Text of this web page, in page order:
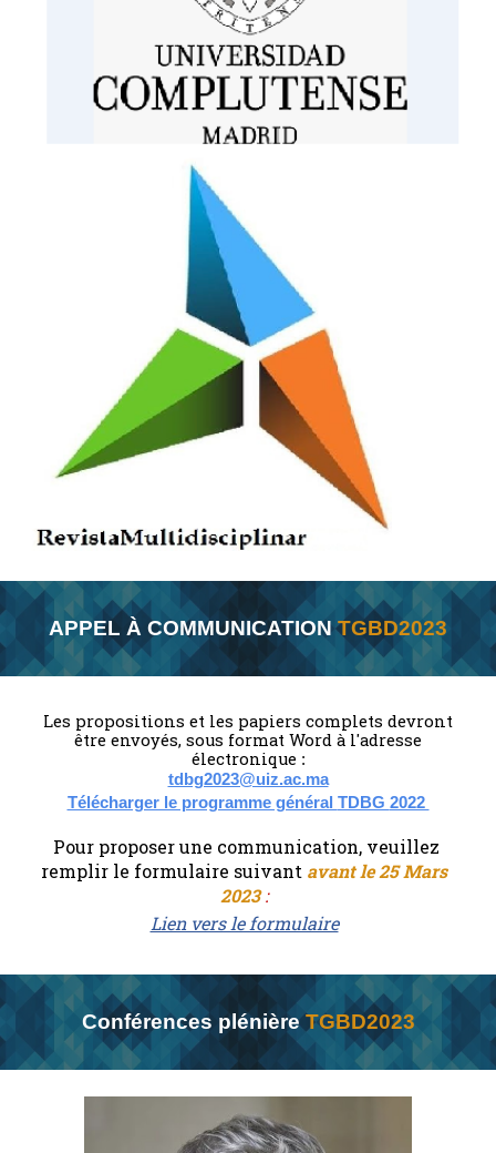
APPEL À COMMUNICATIONTGBD2023
Les propositions et les papiers complets devront
être envoyés, sous format Word à l'adresse
électronique :
tdbg2023@uiz.ac.ma
Télécharger le programme général TDBG 2022
Pour proposer une communication, veuillez
remplir le formulaire suivant avant le 25 Mars
2023:
Lien vers le formulaire
Conférences plénièreTGBD2023